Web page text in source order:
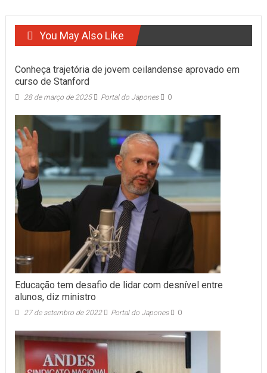
You May Also Like
Conheça trajetória de jovem ceilandense aprovado em
curso de Stanford
28 de março de 2025 Portal do Japones 0
Educação tem desafio de lidar com desnível entre
alunos, diz ministro
27 de setembro de 2022 Portal do Japones 0